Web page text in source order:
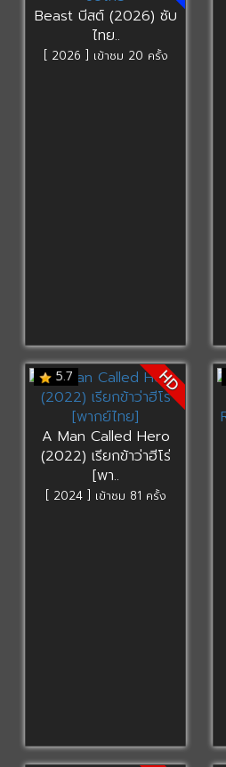
Beast บีสต์ (2026) ซับ
ไทย..
[ 2026 ] เข้าชม 20 ครั้ง
5.7 HD
A Man Called Hero
(2022) เรียกข้าว่าฮีโร่
[พา..
[ 2024 ] เข้าชม 81 ครั้ง